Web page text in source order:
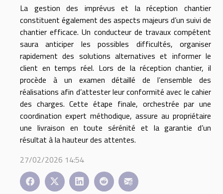
La gestion des imprévus et la réception chantier
constituent également des aspects majeurs d’un suivi de
chantier efficace. Un conducteur de travaux compétent
saura anticiper les possibles difficultés, organiser
rapidement des solutions alternatives et informer le
client en temps réel. Lors de la réception chantier, il
procède à un examen détaillé de l’ensemble des
réalisations afin d’attester leur conformité avec le cahier
des charges. Cette étape finale, orchestrée par une
coordination expert méthodique, assure au propriétaire
une livraison en toute sérénité et la garantie d’un
résultat à la hauteur des attentes.
27/02/2026 14:54